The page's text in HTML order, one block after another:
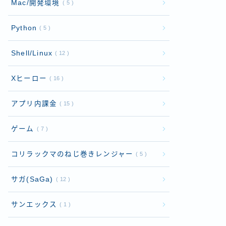
Mac/開発環境 5
Python 5
Shell/Linux 12
Xヒーロー 16
アプリ内課金 15
ゲーム 7
コリラックマのねじ巻きレンジャー 5
サガ(SaGa) 12
サンエックス 1